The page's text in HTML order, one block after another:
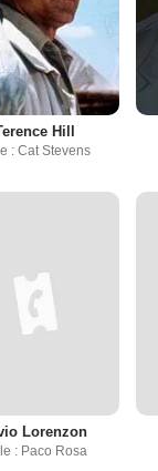
Hill
: Cat Stevens
Lorenzon
: Paco Rosa